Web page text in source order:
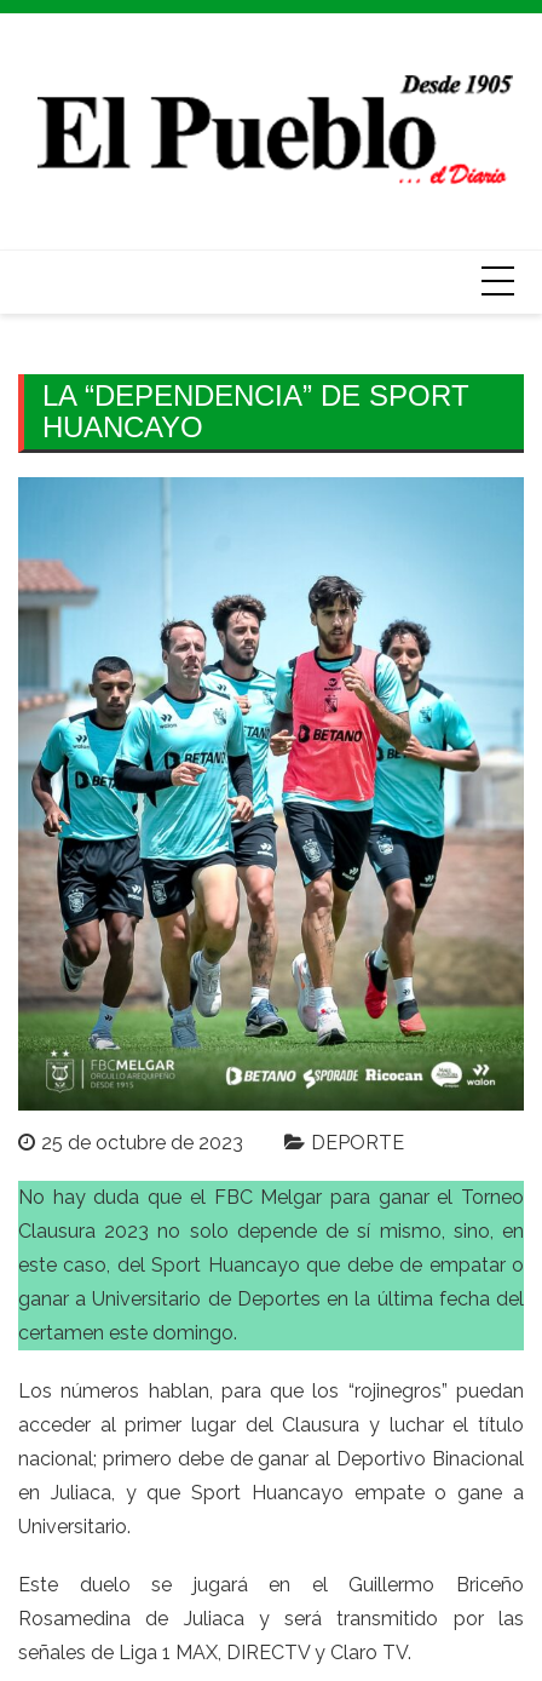
Skip
LA “DEPENDENCIA” DE SPORT
HUANCAYO
25 de octubre de 2023 DEPORTE
No hay duda que el FBC Melgar para ganar el Torneo
Clausura 2023 no solo depende de sí mismo, sino, en
este caso, del Sport Huancayo que debe de empatar o
ganar a Universitario de Deportes en la última fecha del
certamen este domingo.
Los números hablan, para que los “rojinegros” puedan
acceder al primer lugar del Clausura y luchar el título
nacional; primero debe de ganar al Deportivo Binacional
en Juliaca, y que Sport Huancayo empate o gane a
Universitario.
Este duelo se jugará en el Guillermo Briceño
Rosamedina de Juliaca y será transmitido por las
señales de Liga 1 MAX, DIRECTV y Claro TV.